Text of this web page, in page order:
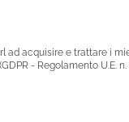
ad acquisire e trattare i
- Regolamento U.E. n.